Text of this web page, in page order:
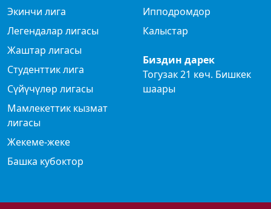
Экинчи лига
Легендалар лигасы
Жаштар лигасы
Студенттик лига
Сүйүчүлөр лигасы
Мамлекеттик кызмат
лигасы
Жекеме-жеке
Башка кубоктор
Ипподромдор
Калыстар
Биздин дарек
Тогузак 21 көч. Бишкек
шаары